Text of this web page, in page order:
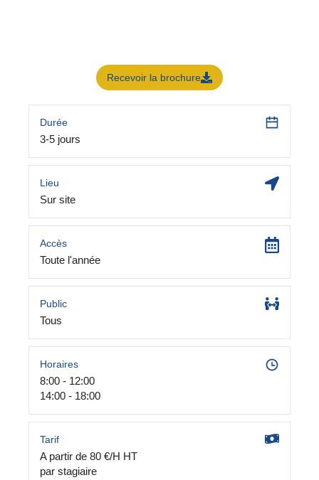
Recevoir la brochure
Durée
3-5 jours
Lieu
Sur site
Accès
Toute l'année
Public
Tous
Horaires
8:00 - 12:00
14:00 - 18:00
Tarif
A partir de 80 €/H HT
par stagiaire